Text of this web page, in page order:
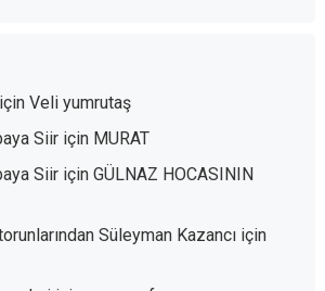
Veli yumrutaş
Siiriçin MURAT
Siiriçin GÜLNAZ HOCASININ
Süleyman Kazancıiçin